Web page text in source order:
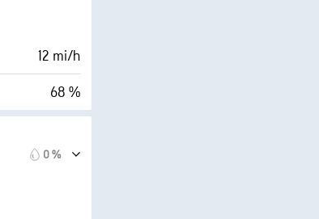
12 mi/h
68 %
10 mi
0 %